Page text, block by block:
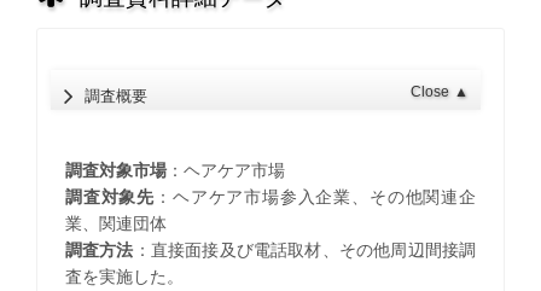
調査概要 Close ▲
調査対象市場：ヘアケア市場
調査対象先 ：ヘアケア市場参入企業、その他関連企
業、関連団体
調査方法 ：直接面接及び電話取材、その他周辺間接調
査を実施した。